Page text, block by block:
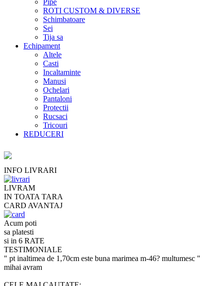
Pipe
ROTI CUSTOM & DIVERSE
Schimbatoare
Sei
Tija sa
Echipament
Altele
Casti
Incaltaminte
Manusi
Ochelari
Pantaloni
Protectii
Rucsaci
Tricouri
REDUCERI
INFO LIVRARI
LIVRAM
IN TOATA TARA
CARD AVANTAJ
Acum poti
sa platesti
si in 6 RATE
TESTIMONIALE
" pt inaltimea de 1,70cm este buna marimea m-46? multumesc "
mihai avram